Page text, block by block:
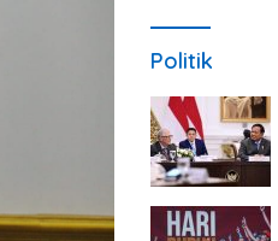
Politik